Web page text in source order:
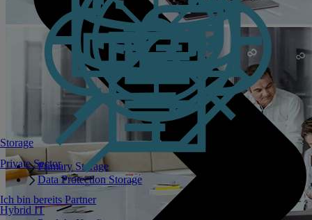
Storage
Primary Storage
Data Protection Storage
Hybrid IT
Private Sector
Ich bin bereits Partner